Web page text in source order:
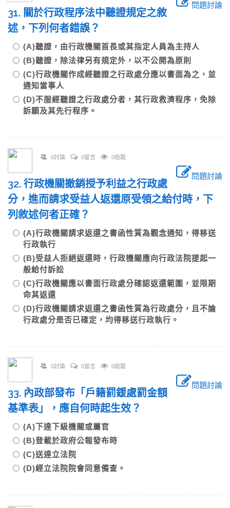
問題討論
31. 關於行政程序法中聽證規定之敘
述，下列何者錯誤？
(A)聽證，由行政機關首長或其指定人員為主持人
(B)聽證，除法律另有規定外，以不公開為原則
(C)行政機關作成經聽證之行政處分應以書面為之，並
通知當事人
(D)不服經聽證之行政處分者，其行政救濟程序，免除
訴願及其先行程序。
0討論 0留言 0追蹤
問題討論
32. 行政機關撤銷授予利益之行政處
分，進而請求受益人返還原受領之給付時，下
列敘述何者正確？
(A)行政機關請求返還之書函性質為觀念通知，得移送
行政執行
(B)受益人拒絕返還時，行政機關應向行政法院提起一
般給付訴訟
(C)行政機關應以書面行政處分確認返還範圍，並限期
命其返還
(D)行政機關請求返還之書函性質為行政處分，且不論
行政處分是否已確定，均得移送行政執行。
0討論 0留言 0追蹤
問題討論
33. 內政部發布「戶籍罰鍰處罰金額
基準表」，應自何時起生效？
(A)下達下級機關或屬官
(B)登載於政府公報發布時
(C)送達立法院
(D)經立法院院會同意備查。